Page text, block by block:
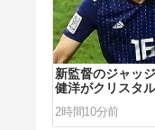
新監督のジャッ
健洋がクリスタ
ディカルチェッ
2時間10分前